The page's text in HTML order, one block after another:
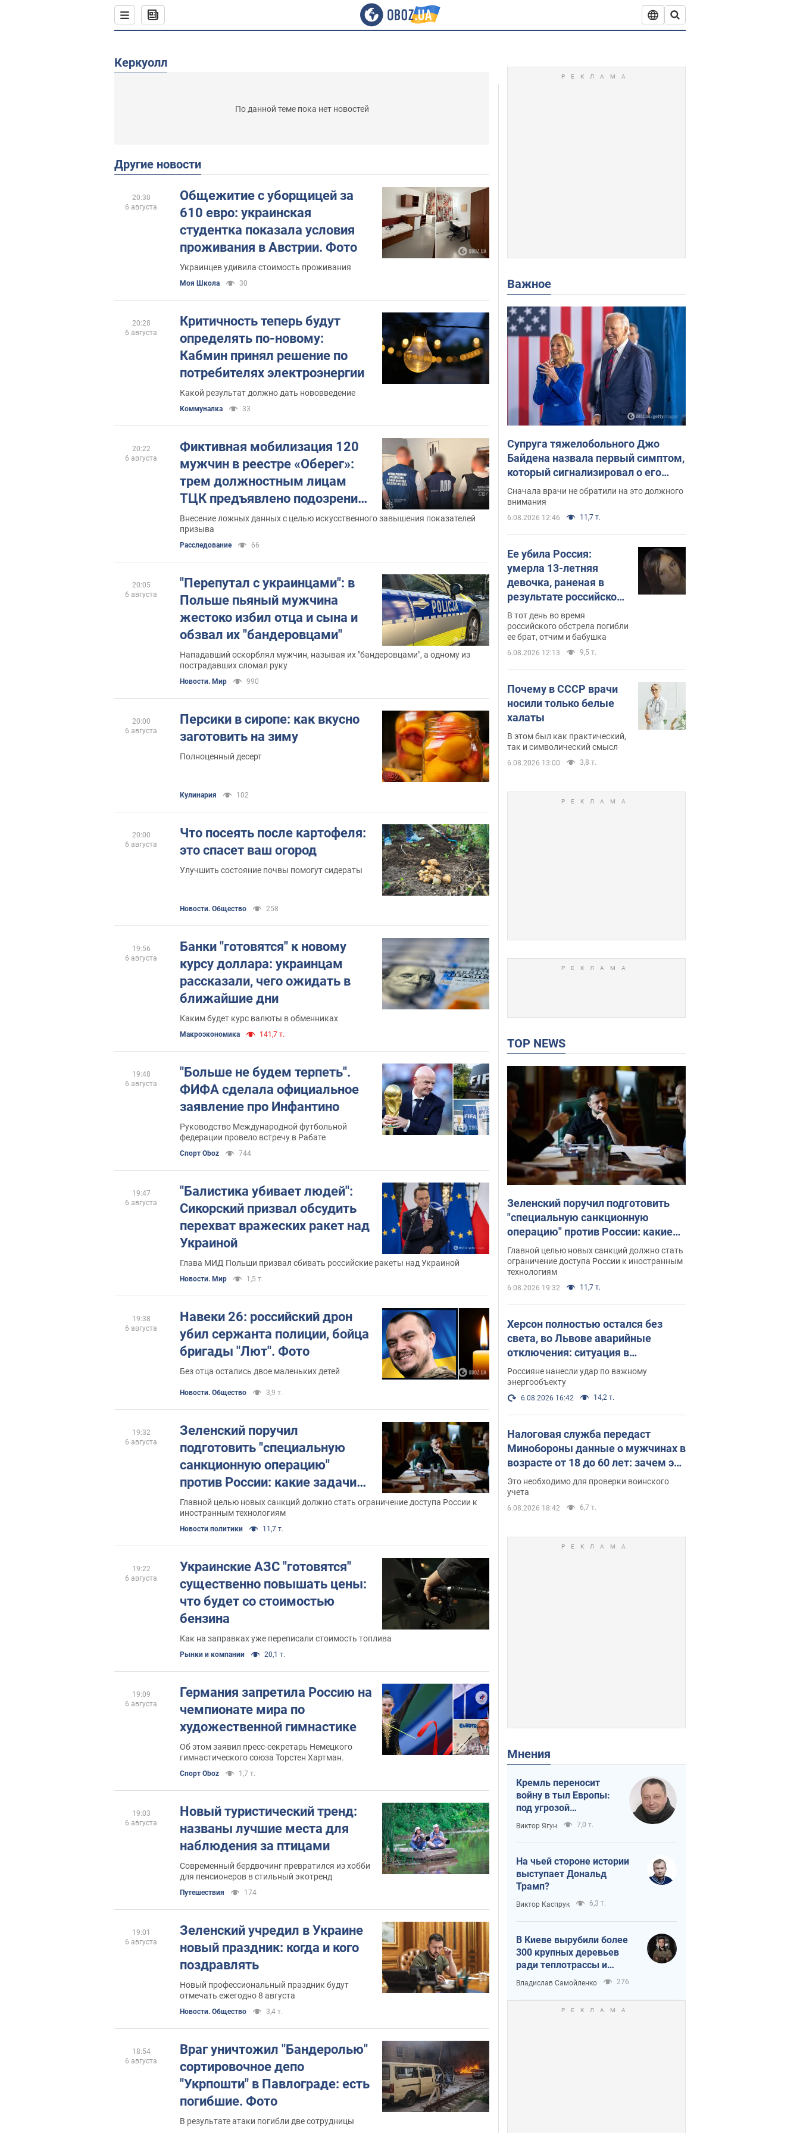
Керкуолл
По данной теме пока нет новостей
Другие новости
Общежитие с уборщицей за
610 евро: украинская
студентка показала условия
проживания в Австрии. Фото
Украинцев удивила стоимость проживания
Моя Школа 30
20:30
6 августа
Критичность теперь будут
определять по-новому:
Кабмин принял решение по
потребителях электроэнергии
Какой результат должно дать нововведение
Коммуналка 33
20:28
6 августа
Фиктивная мобилизация 120
мужчин в реестре «Оберег»:
трем должностным лицам
ТЦК предъявлено подозрение.
Фото
Внесение ложных данных с целью искусственного завышения показателей
призыва
Расследование 66
20:22
6 августа
"Перепутал с украинцами": в
Польше пьяный мужчина
жестоко избил отца и сына и
обзвал их "бандеровцами"
Нападавший оскорблял мужчин, называя их "бандеровцами", а одному из
пострадавших сломал руку
Новости. Мир 990
20:05
6 августа
Персики в сиропе: как вкусно
заготовить на зиму
Полноценный десерт
Кулинария 102
20:00
6 августа
Что посеять после картофеля:
это спасет ваш огород
Улучшить состояние почвы помогут сидераты
Новости. Общество 258
20:00
6 августа
Банки "готовятся" к новому
курсу доллара: украинцам
рассказали, чего ожидать в
ближайшие дни
Каким будет курс валюты в обменниках
Mакроэкономика 141,7 т.
19:56
6 августа
"Больше не будем терпеть".
ФИФА сделала официальное
заявление про Инфантино
Руководство Международной футбольной
федерации провело встречу в Рабате
Спорт Oboz 744
19:48
6 августа
"Балистика убивает людей":
Сикорский призвал обсудить
перехват вражеских ракет над
Украиной
Глава МИД Польши призвал сбивать российские ракеты над Украиной
Новости. Мир 1,5 т.
19:47
6 августа
Навеки 26: российский дрон
убил сержанта полиции, бойца
бригады "Лют". Фото
Без отца остались двое маленьких детей
Новости. Общество 3,9 т.
19:38
6 августа
Зеленский поручил
подготовить "специальную
санкционную операцию"
против России: какие задачи
поставил президент. Фото
Главной целью новых санкций должно стать ограничение доступа России к
иностранным технологиям
Новости политики 11,7 т.
19:32
6 августа
Украинские АЗС "готовятся"
существенно повышать цены:
что будет со стоимостью
бензина
Как на заправках уже переписали стоимость топлива
Рынки и компании 20,1 т.
19:22
6 августа
Германия запретила Россию на
чемпионате мира по
художественной гимнастике
Об этом заявил пресс-секретарь Немецкого
гимнастического союза Торстен Хартман.
Спорт Oboz 1,7 т.
19:09
6 августа
Новый туристический тренд:
названы лучшие места для
наблюдения за птицами
Современный бердвочинг превратился из хобби
для пенсионеров в стильный экотренд
Путешествия 174
19:03
6 августа
Зеленский учредил в Украине
новый праздник: когда и кого
поздравлять
Новый профессиональный праздник будут
отмечать ежегодно 8 августа
Новости. Общество 3,4 т.
19:01
6 августа
Враг уничтожил "Бандеролью"
сортировочное депо
"Укрпошти" в Павлограде: есть
погибшие. Фото
В результате атаки погибли две сотрудницы
18:54
6 августа
Важное
Супруга тяжелобольного Джо
Байдена назвала первый симптом,
который сигнализировал о его
"агрессивном" раке
Сначала врачи не обратили на это должного
внимания
6.08.2026 12:46 11,7 т.
Ее убила Россия:
умерла 13-летняя
девочка, раненая в
результате российской
атаки на Сумскую
область. Фото
В тот день во время
российского обстрела погибли
ее брат, отчим и бабушка
6.08.2026 12:13 9,5 т.
Почему в СССР врачи
носили только белые
халаты
В этом был как практический,
так и символический смысл
6.08.2026 13:00 3,8 т.
TOP NEWS
Зеленский поручил подготовить
"специальную санкционную
операцию" против России: какие
задачи поставил президент. Фото
Главной целью новых санкций должно стать
ограничение доступа России к иностранным
технологиям
6.08.2026 19:32 11,7 т.
Херсон полностью остался без
света, во Львове аварийные
отключения: ситуация в
энергосистеме 6 августа
Россияне нанесли удар по важному
энергообъекту
6.08.2026 16:42 14,2 т.
Налоговая служба передаст
Минобороны данные о мужчинах в
возрасте от 18 до 60 лет: зачем это
нужно
Это необходимо для проверки воинского
учета
6.08.2026 18:42 6,7 т.
Мнения
Кремль переносит
войну в тыл Европы:
под угрозой
критическая
логистика
Виктор Ягун 7,0 т.
На чьей стороне истории
выступает Дональд
Трамп?
Виктор Каспрук 6,3 т.
В Киеве вырубили более
300 крупных деревьев
ради теплотрассы и
вопреки Генплану
Владислав Самойленко 276